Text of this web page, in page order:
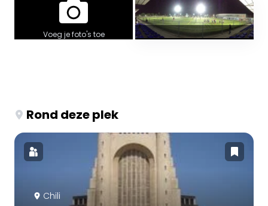
Voeg je foto's toe
Rond deze plek
Chili